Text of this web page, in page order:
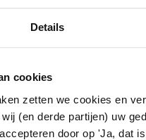
Details
cookies
zetten we cookies en
(en derde partijen) uw
door op 'Ja, dat
8
12